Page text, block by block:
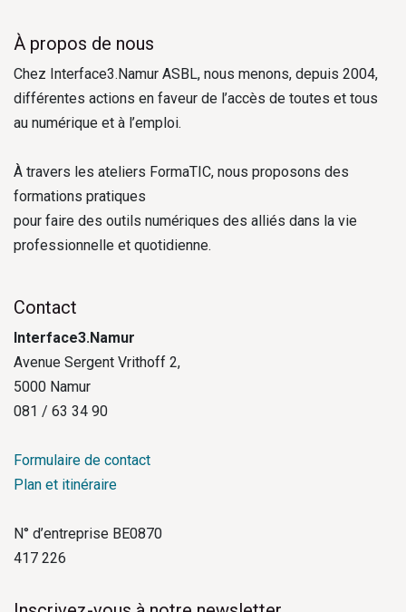
À propos de nous
Chez Interface3.Namur ASBL, nous menons, depuis 2004,
différentes actions en faveur de l’accès de toutes et tous
au numérique et à l’emploi.
À travers les ateliers FormaTIC, nous proposons des
formations pratiques
pour faire des outils numériques des alliés dans la vie
professionnelle et quotidienne.
Contact
Interface3.Namur
Avenue Sergent Vrithoff 2,
5000 Namur
081 / 63 34 90
Formulaire de contact
Plan et itinéraire
N° d’entreprise BE0870
417 226